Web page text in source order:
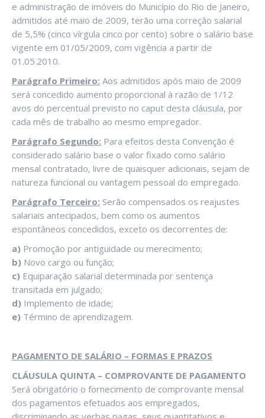
e administração de imóveis do Município do Rio de Janeiro,
admitidos até maio de 2009, terão uma correção salarial
de 5,5% (cinco vírgula cinco por cento) sobre o salário base
vigente em 01/05/2009, com vigência a partir de
01.05.2010.
Parágrafo Primeiro: Aos admitidos após maio de 2009
será concedido aumento proporcional à razão de 1/12
avos do percentual previsto no caput desta cláusula, por
cada mês de trabalho ao mesmo empregador.
Parágrafo Segundo: Para efeitos desta Convenção é
considerado salário base o valor fixado como salário
mensal contratado, livre de quaisquer adicionais, sejam de
natureza funcional ou vantagem pessoal do empregado.
Parágrafo Terceiro: Serão compensados os reajustes
salariais antecipados, bem como os aumentos
espontâneos concedidos, exceto os decorrentes de:
a) Promoção por antiguidade ou merecimento;
b) Novo cargo ou função;
c) Equiparação salarial determinada por sentença
transitada em julgado;
d) Implemento de idade;
e) Término de aprendizagem.
PAGAMENTO DE SALÁRIO – FORMAS E PRAZOS
CLÁUSULA QUINTA – COMPROVANTE DE PAGAMENTO
Será obrigatório o fornecimento de comprovante mensal
dos pagamentos efetuados aos empregados,